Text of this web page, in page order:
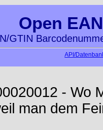
Open
GTIN
API/
- Wo
man dem